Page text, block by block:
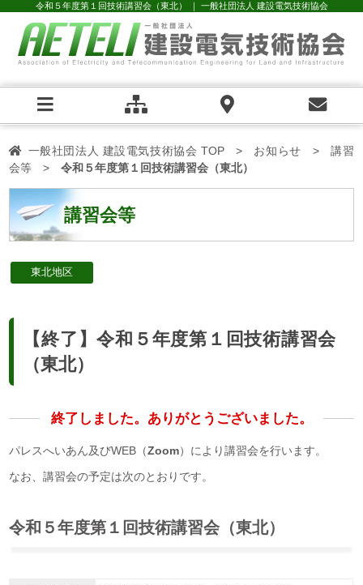
令和５年度第１回技術講習会（東北） ｜ 一般社団法人 建設電気技術協会
一般社団法人 建設電気技術協会 TOP お知らせ
講習
会等
令和５年度第１回技術講習会（東北）
講習会等
東北地区
【終了】令和５年度第１回技術講習会
（東北）
終了しました。ありがとうございました。
パレスへいあん及びWEB（Zoom）により講習会を行います。
なお、講習会の予定は次のとおりです。
令和５年度第１回技術講習会（東北）